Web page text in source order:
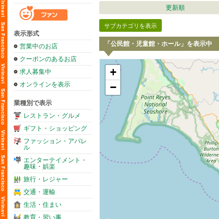
表示形式
営業中のお店
クーポンのあるお店
求人募集中
オンラインを表示
業種別で表示
レストラン・グルメ
ギフト・ショッピング
ファッション・アパレ
ル
エンターテイメント・
趣味・娯楽
旅行・レジャー
交通・運輸
生活・住まい
教育・習い事
更新順
サブカテゴリを表示
「公民館・児童館・ホール」を表示中
+
−